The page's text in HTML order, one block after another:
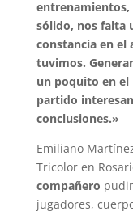
sólido, nos falta
constancia en el
tuvimos.
un poquito en el
partido
conclusiones.»
Emiliano
Tricolor en
compañero
jugadores,